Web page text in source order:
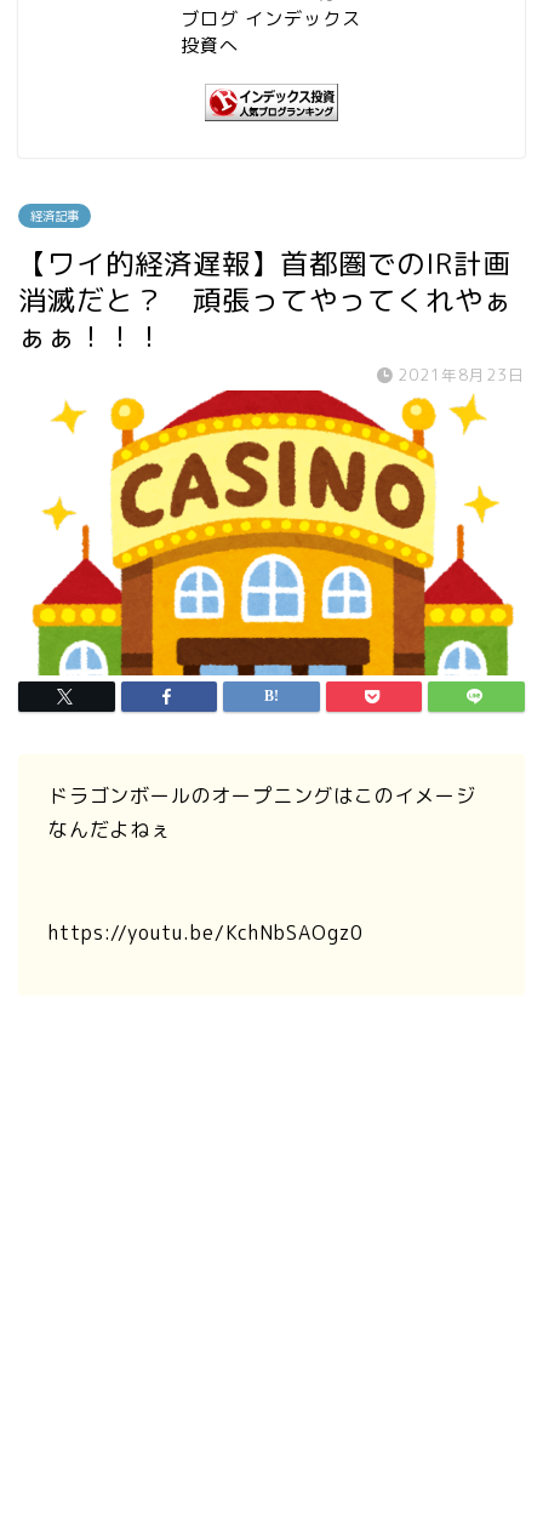
経済記事
【ワイ的経済遅報】首都圏でのIR計画
消滅だと？ 頑張ってやってくれやぁ
ぁぁ！！！
2021年8月23日
ドラゴンボールのオープニングはこのイメージ
なんだよねぇ
https://youtu.be/KchNbSAOgz0